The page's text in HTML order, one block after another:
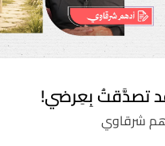
تصدَّقتُ بِعِرضي!
شرقاوي